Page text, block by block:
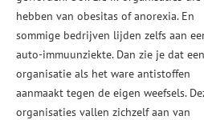
hebben van obesitas of anorexia. En
sommige bedrijven lijden zelfs aan
auto-immuunziekte. Dan zie je dat een
organisatie als het ware antistoffen
aanmaakt tegen de eigen weefsels.
organisaties vallen zichzelf aan van